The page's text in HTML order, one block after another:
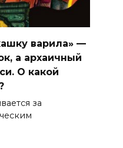
варила» —
а архаичный
О какой
за